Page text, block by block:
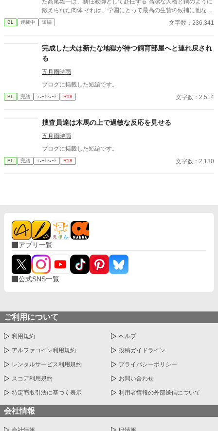
た高尾雄一は、新任教師として赴任する 高潔な人格と鋼のように
鍛えられた肉体 それは、学園にとって最高の生贄の候補に他なら
なかった 至高の筋肉を持つ、精神を削られ意志をなくした青年を
太古の神に捧げるため、“水”、“風”、“土”の信奉者達が暗躍する 意
校で繰り広げられるダークファンタジー
BL 連載中 短編 文字数：236,341
完成した犬は新たな地獄が待つ飼育部屋へと連れ戻され
る
五月雨時雨
ブログに掲載した短編です。
BL 完結 ｼｮｰﾄｼｮｰﾄ R18 文字数：2,514
捜査員達は木馬の上で過敏な反応を見せる
五月雨時雨
ブログに掲載した短編です。
BL 完結 ｼｮｰﾄｼｮｰﾄ R18 文字数：2,130
アプリ一覧
公式SNS一覧
ご利用について
利用規約 ヘルプ
アルファコイン利用規約 投稿ガイドライン
レンタルサービス利用規約 プライバシーポリシー
スコア利用規約 お問い合わせ
特定商取引法に基づく表示 利用者情報の外部送信について
会社情報